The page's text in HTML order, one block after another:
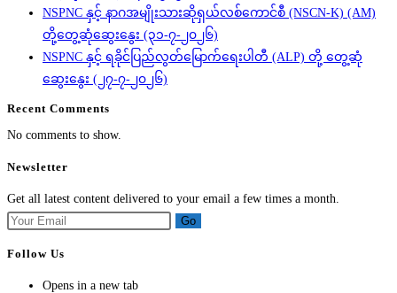
NSPNC နှင့် နာဂအမျိုးသားဆိုရှယ်လစ်ကောင်စီ (NSCN-K) (AM)
တို့တွေ့ဆုံဆွေးနွေး (၃၁-၇-၂၀၂၆)
NSPNC နှင့် ရခိုင်ပြည်လွတ်မြောက်ရေးပါတီ (ALP) တို့ တွေ့ဆုံ
ဆွေးနွေး (၂၇-၇-၂၀၂၆)
Recent Comments
No comments to show.
Newsletter
Get all latest content delivered to your email a few times a month.
Go
Follow Us
Opens in a new tab